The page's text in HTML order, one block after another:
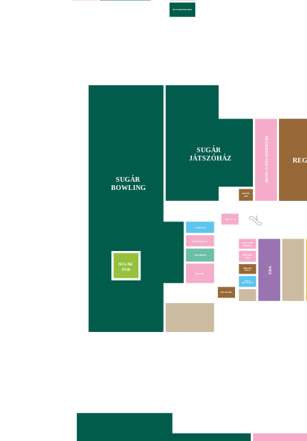
KUTYAKOZMETIKA
SUGÁR
BOWLING
SUGÁR
JÁTSZÓHÁZ
BENU GYÓGYSZERTÁR
SUGÁR
PUB ERA
SZABÓSÁG
NUTRIVERSUM
REPAIRHUB
EGY CSEPP
BIOBOLT
NAIL & GO
GRAVÍR
ABC
KREATÍV
PÓLÓ
KAVALKÁD
ALFA
BIZTOSÍTÓ